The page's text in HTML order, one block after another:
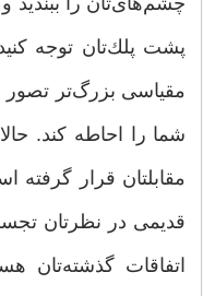
پشت پلك‌تان توجه
مقیاسی بزرگ‌تر تصور
شما را احاطه كند.
مقابلتان قرار گرفته
قدیمی در نظرتان
اتفاقات گذشته‌تان